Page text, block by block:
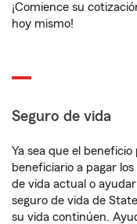
¡Comience su
hoy mismo!
Seguro de vida
Ya sea que el
beneficiario a pagar
de vida actual o
seguro de vida de
su vida continúen.